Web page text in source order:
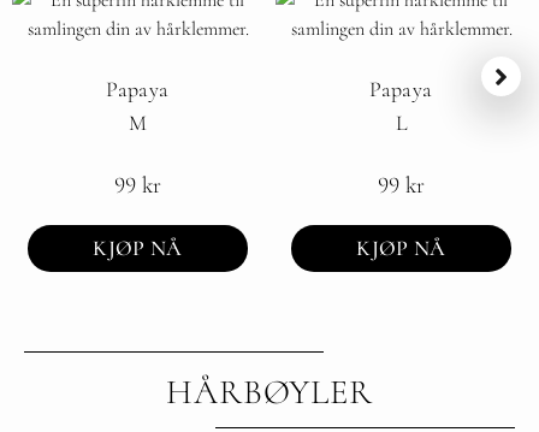
Papaya
M
99 kr
KJØP NÅ
Papaya
L
99 kr
KJØP NÅ
HÅRBØYLER